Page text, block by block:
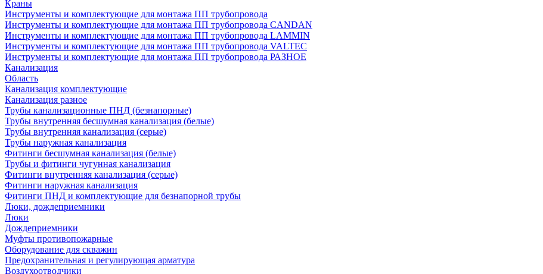
Краны
Инструменты и комплектующие для монтажа ПП трубопровода
Инструменты и комплектующие для монтажа ПП трубопровода CANDAN
Инструменты и комплектующие для монтажа ПП трубопровода LAMMIN
Инструменты и комплектующие для монтажа ПП трубопровода VALTEC
Инструменты и комплектующие для монтажа ПП трубопровода РАЗНОЕ
Канализация
Область
Канализация комплектующие
Канализация разное
Трубы канализационные ПНД (безнапорные)
Трубы внутренняя бесшумная канализация (белые)
Трубы внутренняя канализация (серые)
Трубы наружная канализация
Фитинги бесшумная канализация (белые)
Трубы и фитинги чугунная канализация
Фитинги внутренняя канализация (серые)
Фитинги наружная канализация
Фитинги ПНД и комплектующие для безнапорной трубы
Люки, дождеприемники
Люки
Дождеприемники
Муфты противопожарные
Оборудование для скважин
Предохранительная и регулирующая арматура
Воздухоотводчики